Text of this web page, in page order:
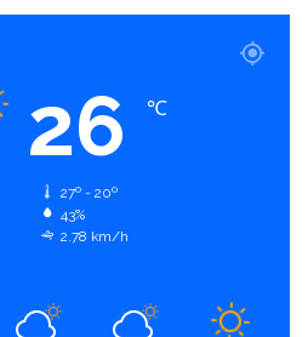
26 ℃
27º - 20º
43%
2.78 km/h